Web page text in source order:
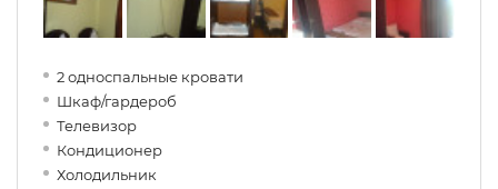
2 односпальные кровати
Шкаф/гардероб
Телевизор
Кондиционер
Холодильник